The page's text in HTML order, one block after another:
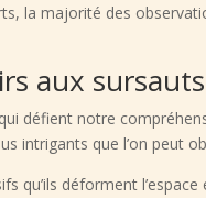
la majorité des
aux
défient notre
intrigants que l’on peut
déforment